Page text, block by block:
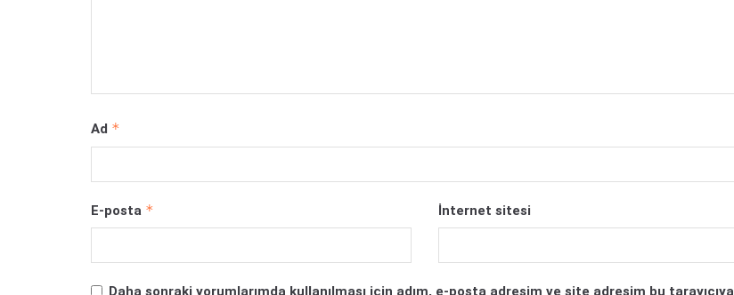
Ad *
E-posta * İnternet sitesi
Daha sonraki yorumlarımda kullanılması için adım, e-posta adresim ve site adresim bu tarayıcıya